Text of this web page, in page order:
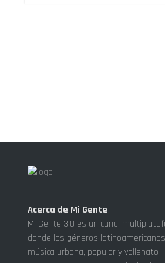
Acerca de Mi Gente
Mi Gente 3.0 es un canal
donde los géneros
música urbana, popular y vallenato